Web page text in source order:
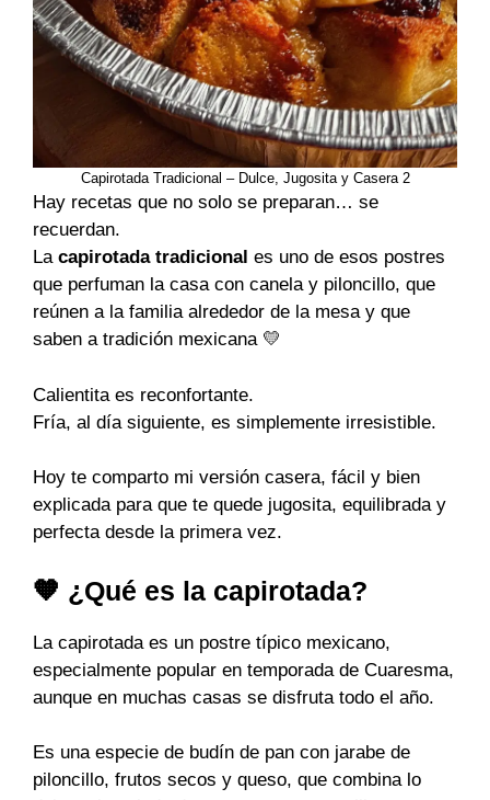
Capirotada Tradicional – Dulce, Jugosita y Casera 2
Hay recetas que no solo se preparan… se
recuerdan.
La capirotada tradicional es uno de esos postres
que perfuman la casa con canela y piloncillo, que
reúnen a la familia alrededor de la mesa y que
saben a tradición mexicana 💛
Calientita es reconfortante.
Fría, al día siguiente, es simplemente irresistible.
Hoy te comparto mi versión casera, fácil y bien
explicada para que te quede jugosita, equilibrada y
perfecta desde la primera vez.
🧡 ¿Qué es la capirotada?
La capirotada es un postre típico mexicano,
especialmente popular en temporada de Cuaresma,
aunque en muchas casas se disfruta todo el año.
Es una especie de budín de pan con jarabe de
piloncillo, frutos secos y queso, que combina lo